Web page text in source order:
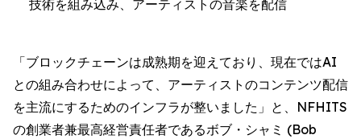
技術を組み込み、アーティストの音楽を配信
「ブロックチェーンは成熟期を迎えており、現在ではAI
との組み合わせによって、アーティストのコンテンツ配信
を主流にするためのインフラが整いました」と、NFHITS
の創業者兼最高経営責任者であるボブ・シャミ (Bob